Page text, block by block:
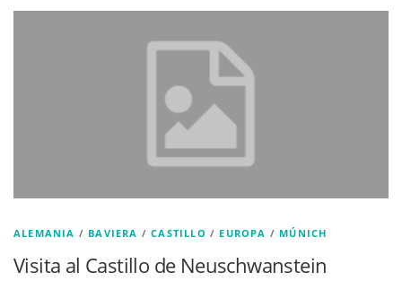
ALEMANIA / BAVIERA /CASTILLO / EUROPA / MÚNICH
Visita al Castillo de Neuschwanstein